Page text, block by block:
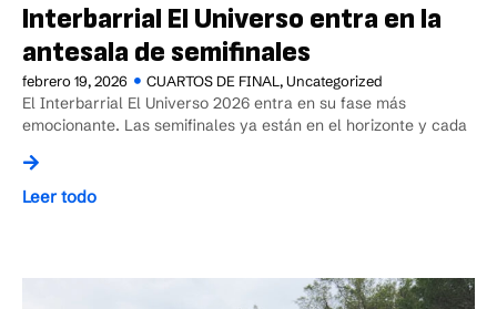
Interbarrial El Universo entra en la
antesala de semifinales
febrero 19, 2026 CUARTOS DE FINAL ,Uncategorized
El Interbarrial El Universo 2026 entra en su fase más
emocionante. Las semifinales ya están en el horizonte y cada
Leer todo